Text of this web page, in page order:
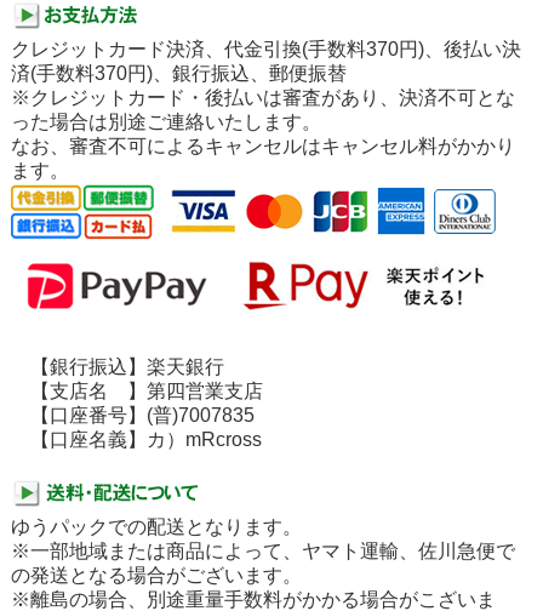
クレジットカード決済、代金引換(手数料370円)、後払い決
済(手数料370円)、銀行振込、郵便振替
※クレジットカード・後払いは審査があり、決済不可とな
った場合は別途ご連絡いたします。
なお、審査不可によるキャンセルはキャンセル料がかかり
ます。
【銀行振込】楽天銀行
【支店名 】第四営業支店
【口座番号】(普)7007835
【口座名義】カ）mRcross
ゆうパックでの配送となります。
※一部地域または商品によって、ヤマト運輸、佐川急便で
の発送となる場合がございます。
※離島の場合、別途重量手数料がかかる場合がこざいま